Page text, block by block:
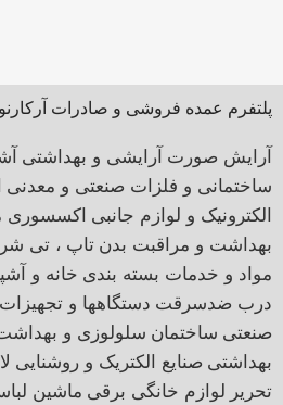
پلتفرم عمده فروشی و صادرات آرکارنو
آرایش صورت آرایشی و بهداشتی
ساختمانی و فلزات صنعتی و معدنی
الکترونیک و لوازم جانبی اکسسوری
بهداشت و مراقبت بدن تاپ ، تی
مواد و خدمات بسته بندی خانه و
درب ضدسرقت دستگاهها و
صنعتی ساختمان سلولوزی و
بهداشتی صنایع الکتریک و روشنایی
تحریر لوازم خانگی برقی ماشین